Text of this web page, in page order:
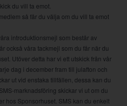
du vill ta emot.
så får du välja om du vill ta emot
introduktionsmejl som består av
också våra tackmejl som du får när du
Utöver detta har vi ett utskick från vår
dag i december fram till julafton och
ut vid enstaka tillfällen, dessa kan du
marknadsföring skickar vi ut om du
hos Sponsorhuset. SMS kan du enkelt